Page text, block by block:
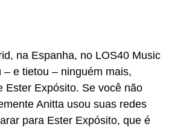
na Espanha, no LOS40 Music
e tietou – ninguém mais,
Ester Expósito. Se você não
Anitta usou suas redes
para Ester Expósito, que é